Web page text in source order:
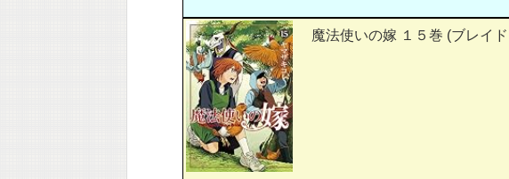
魔法使いの嫁 １５巻 (ブレイ